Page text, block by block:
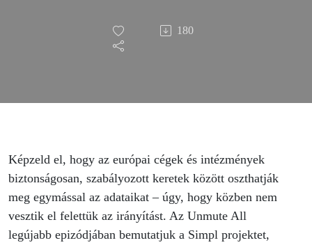
EU-t
átérő
megoszd
az
adatod,
180
Képzeld el, hogy az európai cégek és intézmények
biztonságosan, szabályozott keretek között oszthatják
meg egymással az adataikat – úgy, hogy közben nem
vesztik el felettük az irányítást. Az Unmute All
legújabb epizódjában bemutatjuk a Simpl projektet,